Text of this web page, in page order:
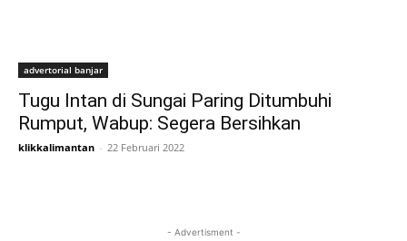
advertorial banjar
Tugu Intan di Sungai Paring Ditumbuhi
Rumput, Wabup: Segera Bersihkan
klikkalimantan - 22 Februari 2022
- Advertisment -